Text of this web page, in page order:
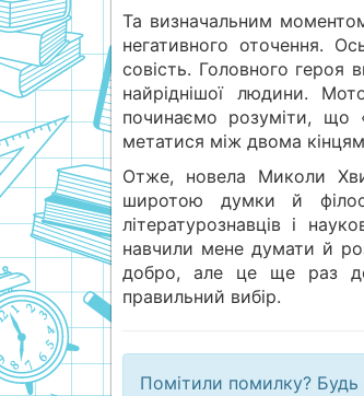
Та визначальним
негативного оточення.
совість. Головного героя
найріднішої людини.
починаємо розуміти, що
метатися між двома
Отже, новела Миколи
широтою думки й
літературознавців і
навчили мене думати й
добро, але це ще раз
правильний вибір.
Помітили помилку? Будь